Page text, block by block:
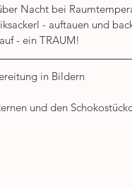
Nacht bei
- auftauen und
- ein TRAUM!
in Bildern
und den